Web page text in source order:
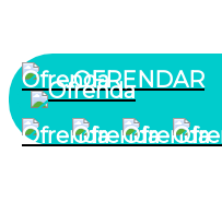
OFRENDAR